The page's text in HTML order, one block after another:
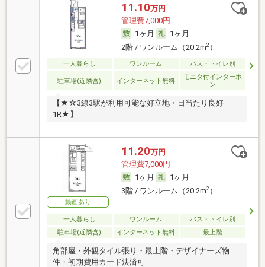
11.10万円
管理費7,000円
1ヶ月
1ヶ月
2階 / ワンルーム（20.2m2）
一人暮らし ワンルーム バス・トイレ別
駐車場(近隣含) インターネット無料
モニタ付インターホ
ン
【★☆3線3駅が利用可能な好立地・日当たり良好
1R★】
動画あり
11.20万円
管理費7,000円
1ヶ月
1ヶ月
3階 / ワンルーム（20.2m2）
一人暮らし ワンルーム
バス・トイレ別
駐車場(近隣含)
インターネット無料 最上階
角部屋・外観タイル張り・最上階・デザイナーズ物
件・初期費用カード決済可